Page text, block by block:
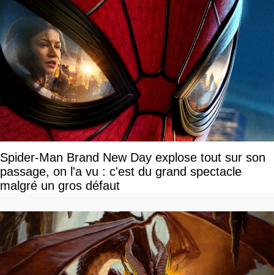
Spider-Man Brand New Day explose tout sur son
passage, on l'a vu : c'est du grand spectacle
malgré un gros défaut